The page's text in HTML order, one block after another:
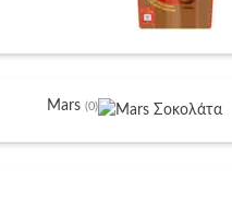
Mars (0)